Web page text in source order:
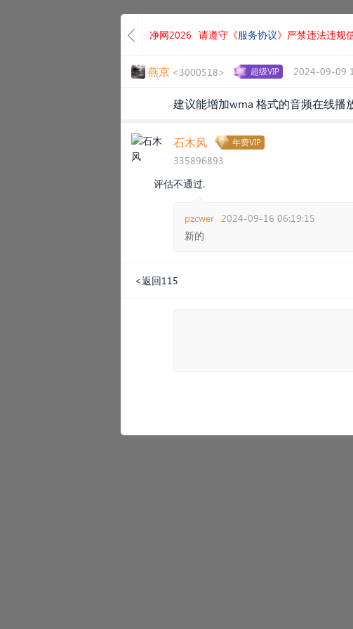
净网2026 请遵守《服务协议》严禁违法违规
燕京 <3000518> 超级VIP 2024-09-09
建议能增加wma 格式的音频在线播
石木风 年费VIP
335896893
评估不通过.
pzcwer 2024-09-16 06:19:15
新的
<返回115